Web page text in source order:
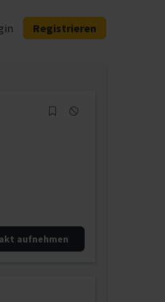
Registrieren
aufnehmen